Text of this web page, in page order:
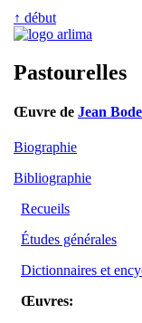
↑ début
Pastourelles
Œuvre de Jean
Biographie
Bibliographie
Recueils
Études générales
Dictionnaires et
Œuvres: